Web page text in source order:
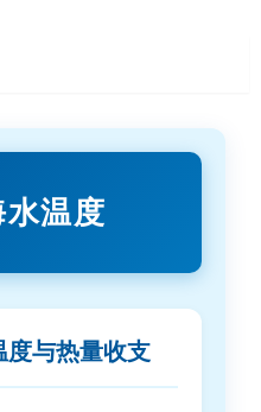
水温度
度与热量收支